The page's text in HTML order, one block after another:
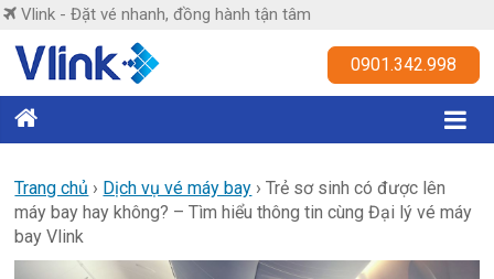
Skip
content
Vlink - Đặt vé nhanh, đồng hành tận tâm
Vlink
nhanh,
đồng
hành
tận
0901.342.998
Trang chủ › Dịch vụ vé máy bay ›Trẻ sơ sinh có được lên
máy bay hay không? – Tìm hiểu thông tin cùng Đại lý vé máy
bay Vlink